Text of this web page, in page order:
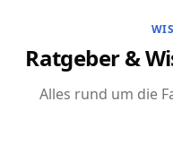
Ratgeber &
Alles rund um die